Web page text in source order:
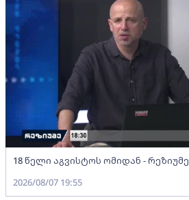
18 წელი აგვისტოს ომიდან - რეზიუმე
2026/08/07 19:55